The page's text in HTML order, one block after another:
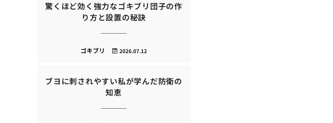
驚くほど効く強力なゴキブリ団子の作
り方と設置の秘訣
2026.07.12
ゴキブリ
ブヨに刺されやすい私が学んだ防衛の
知恵